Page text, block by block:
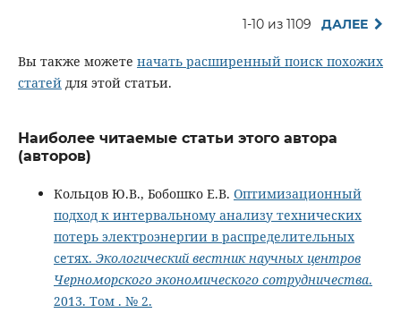
1-10 из 1109 ДАЛЕЕ
Вы также можете начать расширенный поиск похожих
статейдля этой статьи.
Наиболее читаемые статьи этого автора
(авторов)
Кольцов Ю.В., Бобошко Е.В. Оптимизационный
подход к интервальному анализу технических
потерь электроэнергии в распределительных
сетях. Экологический вестник научных центров
Черноморского экономического сотрудничества.
2013. Том . № 2.